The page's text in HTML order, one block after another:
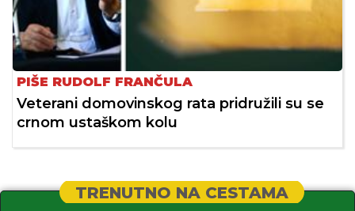
PIŠE RUDOLF FRANČULA
Veterani domovinskog rata pridružili su se
crnom ustaškom kolu
TRENUTNO NA CESTAMA